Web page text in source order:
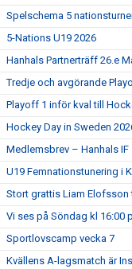
Spelschema 5
5-Nations U19 2026
Hanhals Partnerträff 26.e
Tredje och avgörande
Playoff 1 inför kval till
Hockey Day in Sweden
Medlemsbrev – Hanhals IF
U19 Femnationstunering i
Stort grattis Liam
Vi ses på Söndag kl 16:00
Sportlovscamp vecka 7
Kvällens A-lagsmatch är